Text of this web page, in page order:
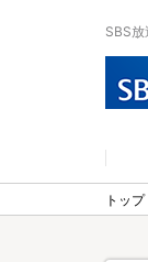
SBS
トップ